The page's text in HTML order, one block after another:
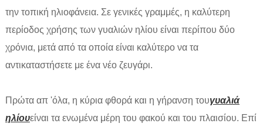
την τοπική ηλιοφάνεια. Σε γενικές γραμμές, η καλύτερη
περίοδος χρήσης των γυαλιών ηλίου είναι περίπου δύο
χρόνια, μετά από τα οποία είναι καλύτερο να τα
αντικαταστήσετε με ένα νέο ζευγάρι.
Πρώτα απ 'όλα, η κύρια φθορά και η γήρανση τουγυαλιά
ηλίουείναι τα ενωμένα μέρη του φακού και του πλαισίου. Επί